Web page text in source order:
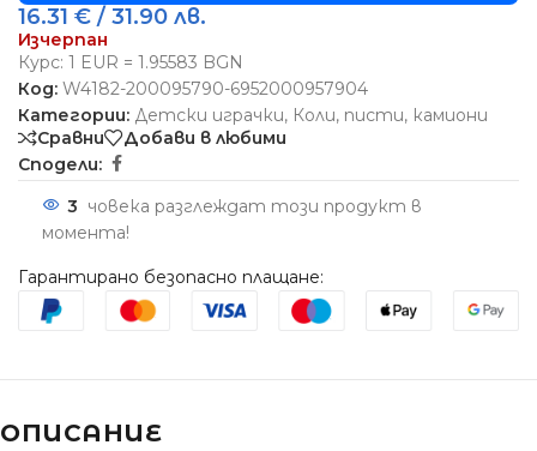
16.31 € / 31.90 лв.
Изчерпан
Курс: 1 EUR = 1.95583 BGN
Код: W4182-200095790-6952000957904
Категории: Детски играчки, Коли, писти, камиони
Сравни
Добави в любими
Сподели:
3 човека разглеждат този продукт в
момента!
Гарантирано безопасно плащане:
ОПИСАНИЕ